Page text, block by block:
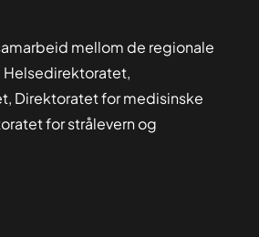
mellom de regionale
Direktoratet for medisinske
for strålevern og